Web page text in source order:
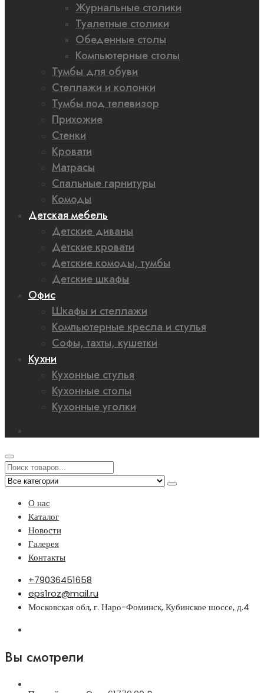
Журнальные столики
Туалетные столики
Обеденные столы
Компьютерные столы
Тумбы для обуви
Стеллажи и колонки
Тумбы под телевизор
Прихожие
Стенки
Кровати
Матрасы
Спальные гарнитуры
Комоды
Детская мебель
Детские диваны
Детские кровати
Детские комоды, тумбы
Детские шкафы
Офис
Шкафы и стеллажи
Компьютерные кресла и стулья
Софы, тахты, кушетки
Кухни
Кухонные стулья
Кухонные столы
Кухонные уголки
О нас
Каталог
Новости
Галерея
Контакты
+79036451658
eps1roz@mail.ru
Московская обл, г. Наро-Фоминск, Кубинское шоссе, д.4
Вы смотрели